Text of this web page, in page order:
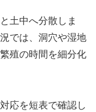
土中へ分散しま
では、洞穴や湿地
殖の時間を細分化
応を短表で確認し